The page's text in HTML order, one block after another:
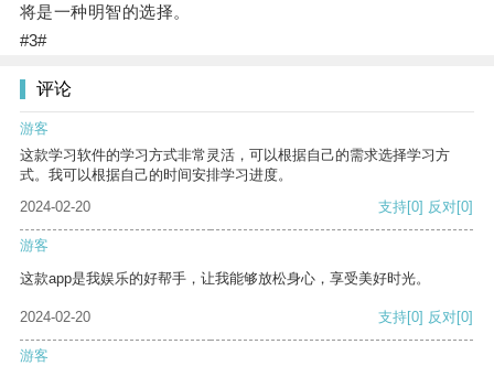
将是一种明智的选择。
#3#
评论
游客
这款学习软件的学习方式非常灵活，可以根据自己的需求选择学习方
式。我可以根据自己的时间安排学习进度。
2024-02-20
支持[0] 反对[0]
游客
这款app是我娱乐的好帮手，让我能够放松身心，享受美好时光。
2024-02-20 支持[0] 反对[0]
游客